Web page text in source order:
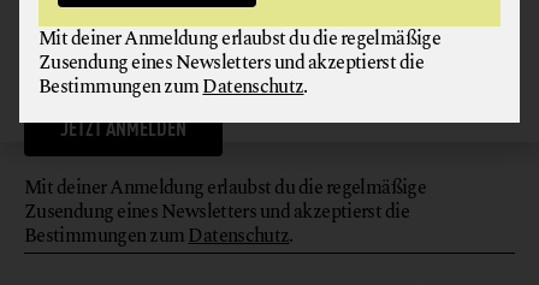
Ich bin Gastronom:in, Produzent:in, Verarbeiter:in oder
Shopbesitzer:in
Ich bin Konsument:in
JETZT ANMELDEN
Mit deiner Anmeldung erlaubst du die regelmäßige
Zusendung eines Newsletters und akzeptierst die
Bestimmungen zumDatenschutz.
Mit deiner Anmeldung erlaubst du die regelmäßige
Zusendung eines Newsletters und akzeptierst die
Bestimmungen zumDatenschutz.